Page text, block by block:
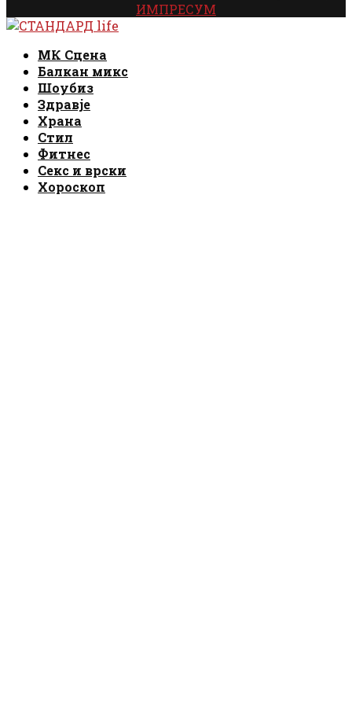
ИМПРЕСУМ
Facebook
Instagram
Email
Rss
МК Сцена
Балкан микс
Шоубиз
Здравје
Храна
Стил
Фитнес
Секс и врски
Хороскоп